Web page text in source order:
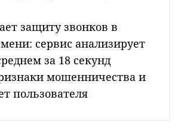
защиту звонков в
сервис анализирует
за 18 секунд
мошенничества и
пользователя